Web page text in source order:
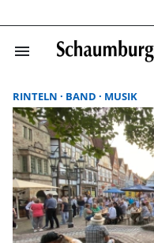
menu
RINTELN BAND MUSIK